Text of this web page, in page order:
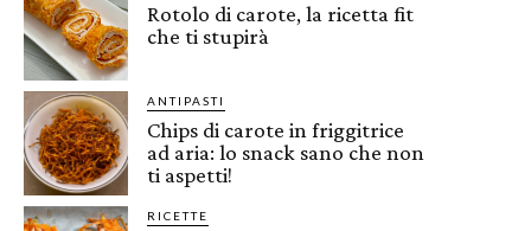
Rotolo di carote, la ricetta fit
che ti stupirà
ANTIPASTI
Chips di carote in friggitrice
ad aria: lo snack sano che non
ti aspetti!
RICETTE